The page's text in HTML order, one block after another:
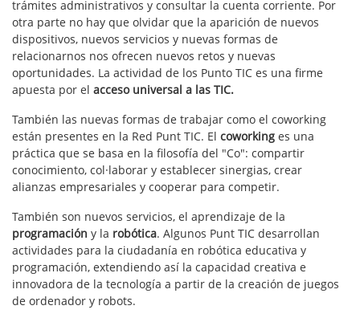
trámites administrativos y consultar la cuenta corriente. Por
otra parte no hay que olvidar que la aparición de nuevos
dispositivos, nuevos servicios y nuevas formas de
relacionarnos nos ofrecen nuevos retos y nuevas
oportunidades. La actividad de los Punto TIC es una firme
apuesta por el acceso universal a las TIC.
También las nuevas formas de trabajar como el coworking
están presentes en la Red Punt TIC. El coworking es una
práctica que se basa en la filosofía del "Co": compartir
conocimiento, col·laborar y establecer sinergias, crear
alianzas empresariales y cooperar para competir.
También son nuevos servicios, el aprendizaje de la
programación y la robótica. Algunos Punt TIC desarrollan
actividades para la ciudadanía en robótica educativa y
programación, extendiendo así la capacidad creativa e
innovadora de la tecnología a partir de la creación de juegos
de ordenador y robots.